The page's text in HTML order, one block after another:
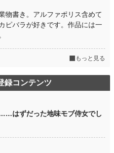
位)
位)
物書き。アルファポリス含めて
ピバラが好きです。作品には一
もっと見る
録コンテンツ
はずだった地味モブ侍女でし